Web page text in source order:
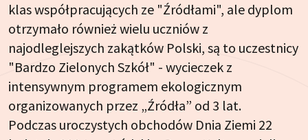
klas współpracujących ze "Źródłami", ale dyplom
otrzymało również wielu uczniów z
najodleglejszych zakątków Polski, są to uczestnicy
"Bardzo Zielonych Szkół" - wycieczek z
intensywnym programem ekologicznym
organizowanych przez „Źródła” od 3 lat.
Podczas uroczystych obchodów Dnia Ziemi 22